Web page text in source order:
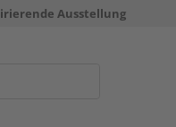
Ausstellung